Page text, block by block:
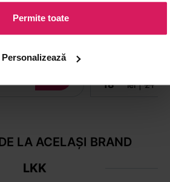
Permite toate
Personalizează
dulceag, esențial
în diverse
prăjit și copt, în
18 lei | 21
LA ACELAȘI BRAND
LKK